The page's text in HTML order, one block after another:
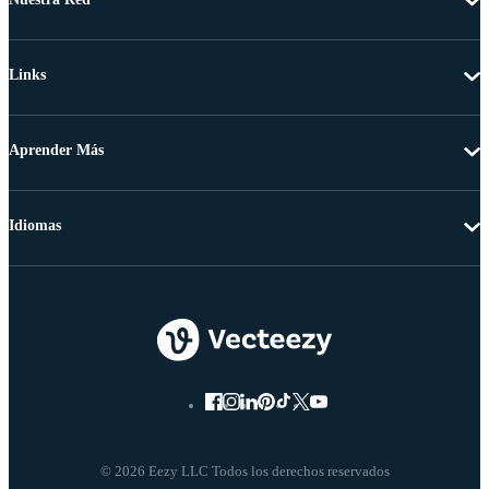
Links
Aprender Más
© 2026 Eezy LLC Todos los derechos reservados
Idiomas